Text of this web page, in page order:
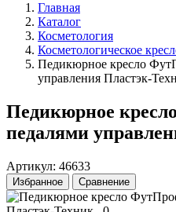
Главная
Каталог
Косметология
Косметологическое
Педикюрное кресло
управления Пластэк-
Педикюрное
педалями
Артикул: 46633
Избранное Сравнение